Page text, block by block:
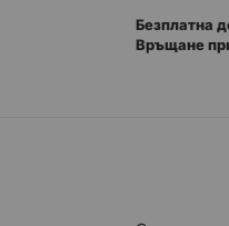
Безплатна
Връщане